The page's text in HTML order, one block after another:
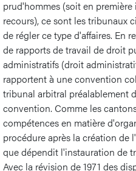
prud'hommes (soit en
recours), ce sont les tribunaux
de régler ce type d'affaires. En
de rapports de travail de droit
administratifs (droit
rapportent à une convention
tribunal arbitral préalablement
convention. Comme les
compétences en matière
procédure après la création de
que dépendit l'instauration de
Avec la révision de 1971 des